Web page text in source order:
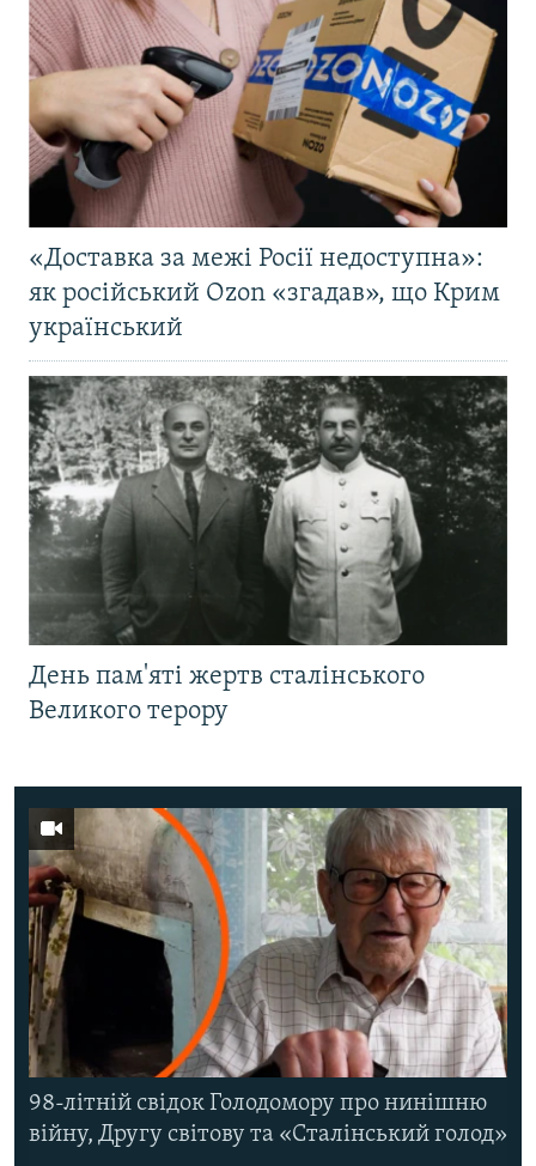
«Доставка за межі Росії недоступна»:
як російський Ozon «згадав», що Крим
український
День пам'яті жертв сталінського
Великого терору
98-літній свідок Голодомору про нинішню
війну, Другу світову та «Сталінський голод»